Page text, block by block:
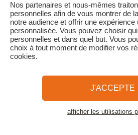
Voir la
Qui sommes-nous?
CGV et Charte de
La Presse parle de nous
Partenaires FAQ
Paiement sécurisé
Besoin d’aide ? 09
Nos partenaires et nous-mêmes
personnelles afin de vous montrer de
notre audience et offrir une expérience
personnalisée. Vous pouvez choisir
personnelles et dans quel but. Vous
choix à tout moment de modifier vos
cookies.
J'ACCEPTE
afficher les utilisations